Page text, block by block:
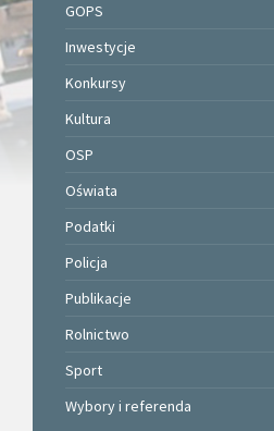
GOPS
Inwestycje
Konkursy
Kultura
OSP
Oświata
Podatki
Policja
Publikacje
Rolnictwo
Sport
Wybory i referenda